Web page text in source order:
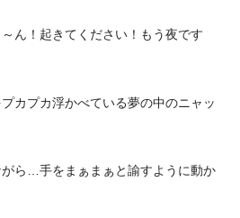
ん！起きてください！もう夜です
カプカ浮かべている夢の中のニャッ
ら…手をまぁまぁと諭すように動か